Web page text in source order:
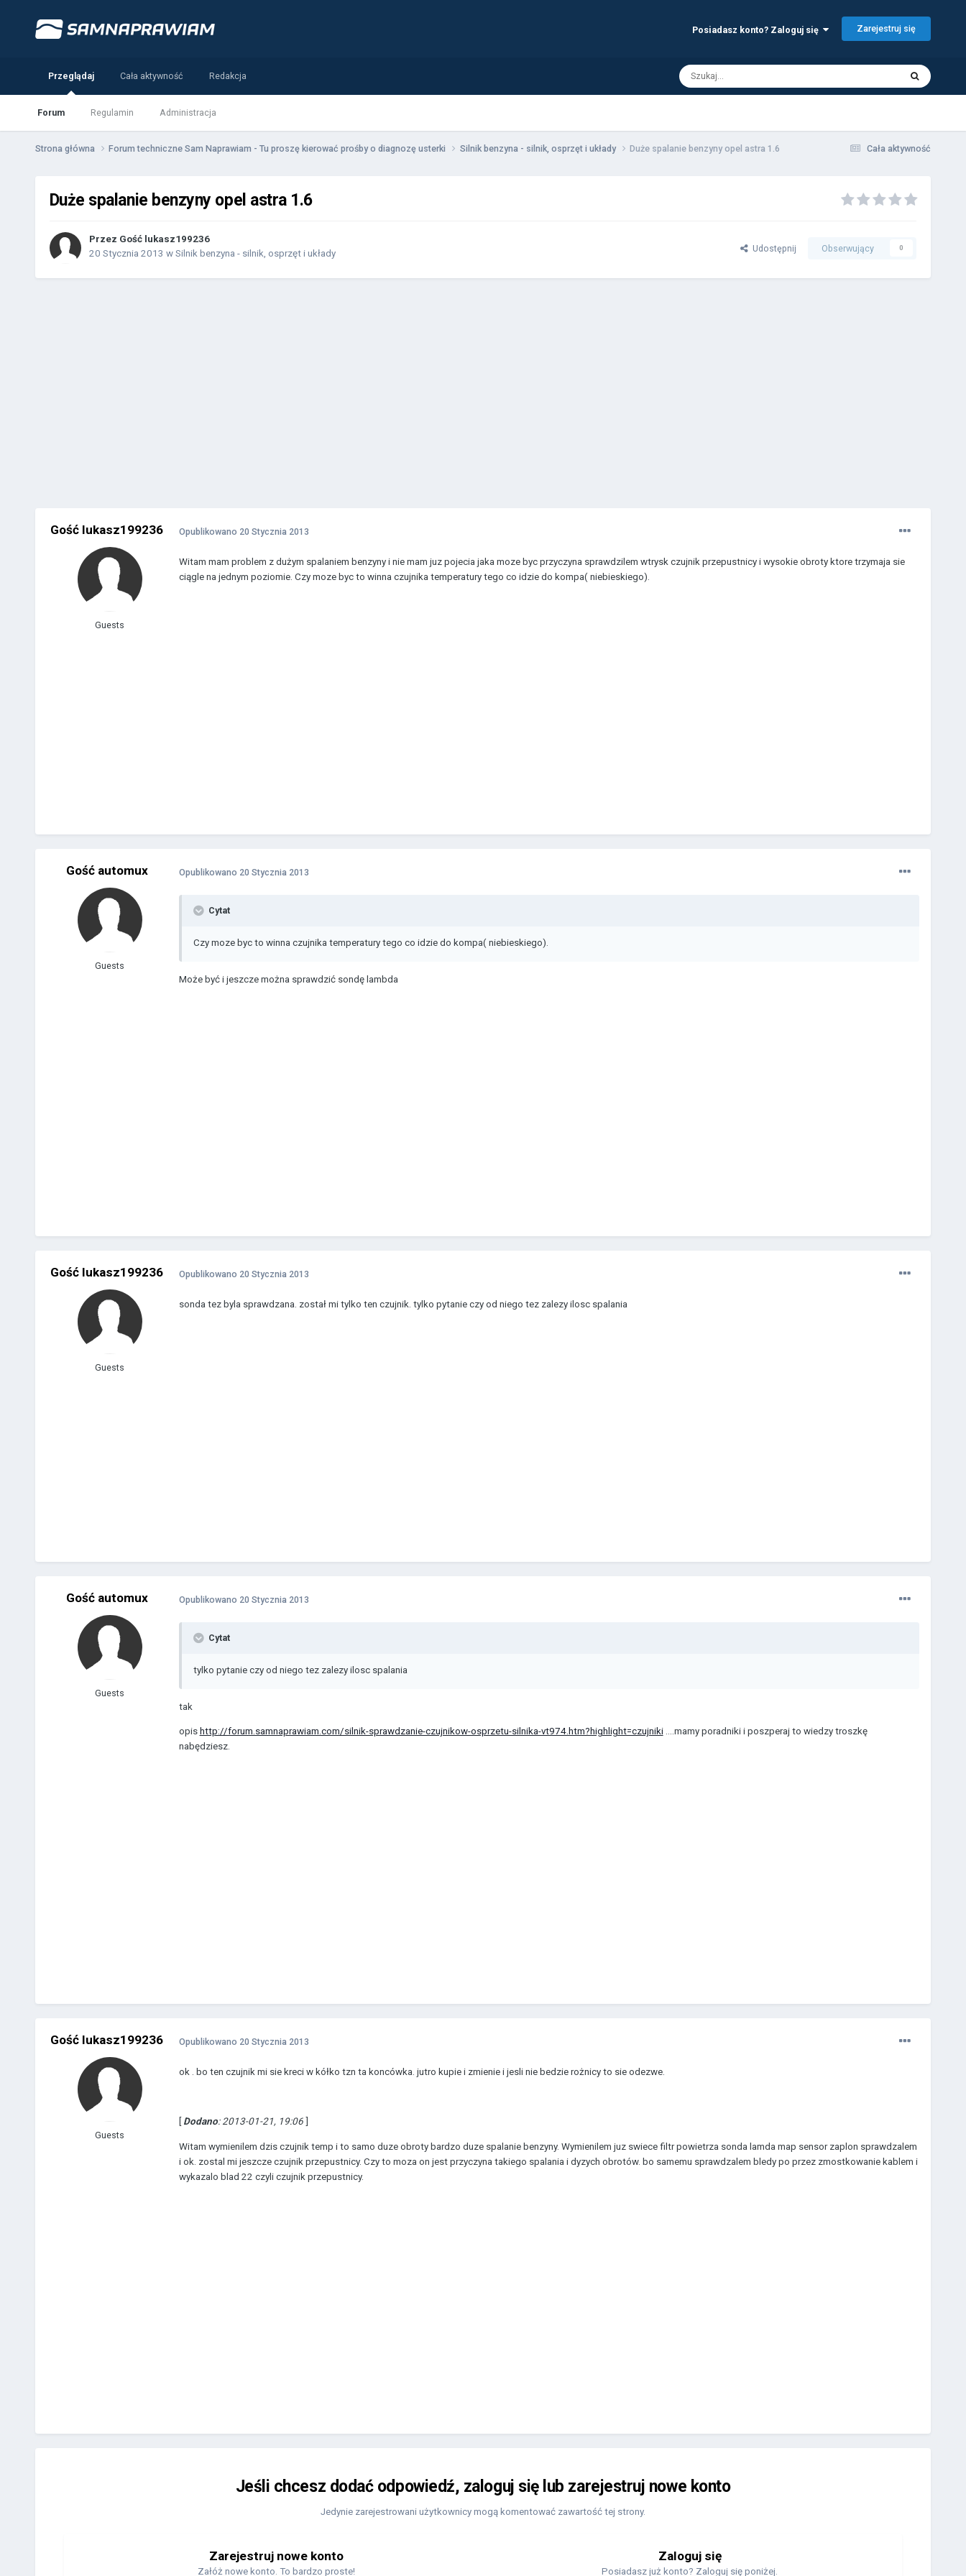
Posiadasz konto? Zaloguj się Zarejestruj się
Przeglądaj
Forum Regulamin Administracja
Cała aktywność Redakcja
Cała aktywność
Strona główna Forum techniczne Sam Naprawiam - Tu proszę kierować prośby o diagnozę usterki Silnik benzyna - silnik, osprzęt i układy Duże spalanie benzyny opel astra 1.6
Duże spalanie benzyny opel astra 1.6
Przez Gość lukasz199236
20 Stycznia 2013 w Silnik benzyna - silnik, osprzęt i układy Udostępnij Obserwujący 0
Gość lukasz199236
Guests
Opublikowano 20 Stycznia 2013
Witam mam problem z dużym spalaniem benzyny i nie mam juz pojecia jaka moze byc przyczyna sprawdzilem wtrysk czujnik przepustnicy i wysokie obroty ktore trzymaja sie
ciągle na jednym poziomie. Czy moze byc to winna czujnika temperatury tego co idzie do kompa( niebieskiego).
Gość automux
Guests
Opublikowano 20 Stycznia 2013
Cytat
Czy moze byc to winna czujnika temperatury tego co idzie do kompa( niebieskiego).
Może być i jeszcze można sprawdzić sondę lambda
Gość lukasz199236
Guests
Opublikowano 20 Stycznia 2013
sonda tez byla sprawdzana. został mi tylko ten czujnik. tylko pytanie czy od niego tez zalezy ilosc spalania
Gość automux
Guests
Opublikowano 20 Stycznia 2013
Cytat
tylko pytanie czy od niego tez zalezy ilosc spalania
tak
opis http://forum.samnaprawiam.com/silnik-sprawdzanie-czujnikow-osprzetu-silnika-vt974.htm?highlight=czujniki....mamy poradniki i poszperaj to wiedzy troszkę
nabędziesz.
Gość lukasz199236
Guests
Opublikowano 20 Stycznia 2013
ok . bo ten czujnik mi sie kreci w kółko tzn ta koncówka. jutro kupie i zmienie i jesli nie bedzie rożnicy to sie odezwe.
Dodano: 2013-01-21, 19:06]
Witam wymienilem dzis czujnik temp i to samo duze obroty bardzo duze spalanie benzyny. Wymienilem juz swiece filtr powietrza sonda lamda map sensor zaplon sprawdzalem
i ok. zostal mi jeszcze czujnik przepustnicy. Czy to moza on jest przyczyna takiego spalania i dyzych obrotów. bo samemu sprawdzalem bledy po przez zmostkowanie kablem i
wykazalo blad 22 czyli czujnik przepustnicy.
Jeśli chcesz dodać odpowiedź, zaloguj się lub zarejestruj nowe konto
Jedynie zarejestrowani użytkownicy mogą komentować zawartość tej strony.
Zarejestruj nowe konto
Załóż nowe konto. To bardzo proste!
Zaloguj się
Posiadasz już konto? Zaloguj się poniżej.